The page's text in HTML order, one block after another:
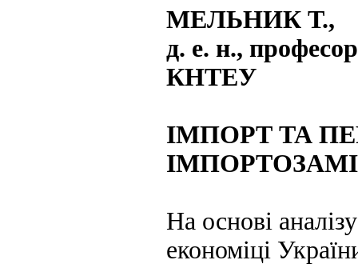
МЕЛЬНИК Т.,
д. е. н.,
КНТЕУ
ІМПОРТ ТА
На основі
економіці